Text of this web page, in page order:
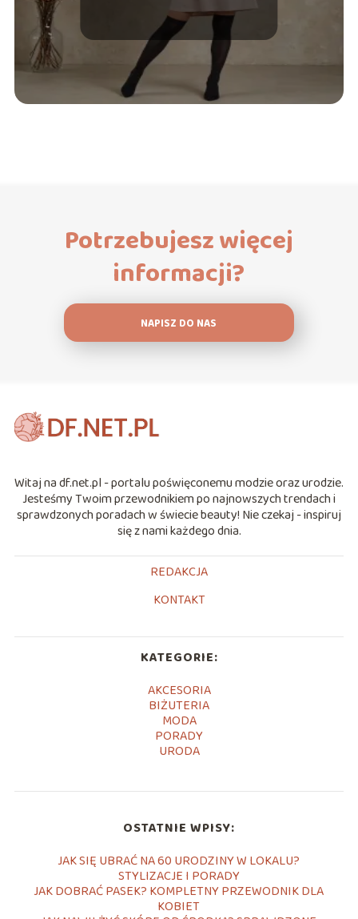
Potrzebujesz więcej
informacji?
NAPISZ DO NAS
Witaj na df.net.pl - portalu poświęconemu modzie oraz urodzie.
Jesteśmy Twoim przewodnikiem po najnowszych trendach i
sprawdzonych poradach w świecie beauty! Nie czekaj - inspiruj
się z nami każdego dnia.
REDAKCJA
KONTAKT
KATEGORIE:
AKCESORIA
BIŻUTERIA
MODA
PORADY
URODA
OSTATNIE WPISY:
JAK SIĘ UBRAĆ NA 60 URODZINY W LOKALU?
STYLIZACJE I PORADY
JAK DOBRAĆ PASEK? KOMPLETNY PRZEWODNIK DLA
KOBIET